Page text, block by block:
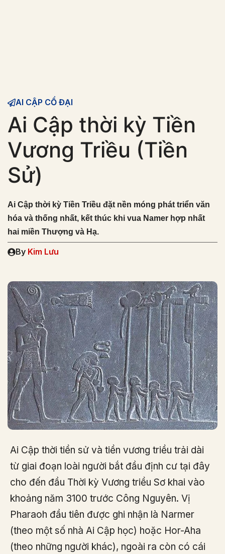
AI CẬP CỔ ĐẠI
Ai Cập thời kỳ Tiền
Vương Triều (Tiền
Sử)
Ai Cập thời kỳ Tiền Triều đặt nền móng phát triển văn
hóa và thống nhất, kết thúc khi vua Namer hợp nhất
hai miền Thượng và Hạ.
By Kim Lưu
Ai Cập thời tiền sử và tiền vương triều trải dài
từ giai đoạn loài người bắt đầu định cư tại đây
cho đến đầu Thời kỳ Vương triều Sơ khai vào
khoảng năm 3100 trước Công Nguyên. Vị
Pharaoh đầu tiên được ghi nhận là Narmer
(theo một số nhà Ai Cập học) hoặc Hor-Aha
(theo những người khác), ngoài ra còn có cái